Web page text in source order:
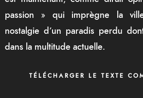
passion » qui imprègne la
nostalgie d’un paradis perdu
dans la multitude actuelle.
TÉLÉCHARGER LE TEXTE